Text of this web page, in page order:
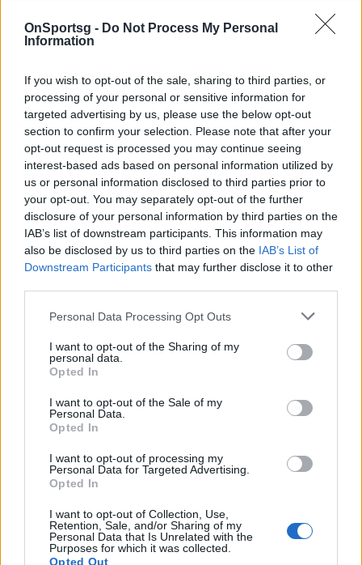
OnSportsg - Do Not Process My Personal
Information
If you wish to opt-out of the sale, sharing to third parties, or
processing of your personal or sensitive information for
targeted advertising by us, please use the below opt-out
section to confirm your selection. Please note that after your
opt-out request is processed you may continue seeing
interest-based ads based on personal information utilized by
us or personal information disclosed to third parties prior to
your opt-out. You may separately opt-out of the further
disclosure of your personal information by third parties on the
IAB’s list of downstream participants. This information may
also be disclosed by us to third parties on the IAB’s List of
Downstream Participants that may further disclose it to other
Personal Data Processing Opt Outs
I want to opt-out of the Sharing of my
personal data.
Opted In
I want to opt-out of the Sale of my
Personal Data.
Opted In
I want to opt-out of processing my
Personal Data for Targeted Advertising.
Opted In
I want to opt-out of Collection, Use,
Retention, Sale, and/or Sharing of my
Personal Data that Is Unrelated with the
Purposes for which it was collected.
Opted Out
Παιχνίδι από παντού στη Novibet με το
νέο Mobile App
Χάρκλες Μόρις
COMMENTS
Συνδεθείτε για να σχολιάσετε
LATEST NEWS